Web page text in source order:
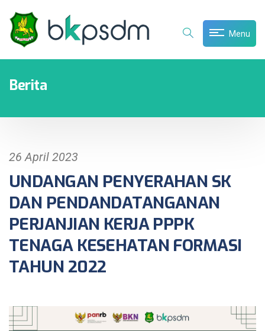
Menu
Berita
26 April 2023
UNDANGAN PENYERAHAN SK
DAN PENDANDATANGANAN
PERJANJIAN KERJA PPPK
TENAGA KESEHATAN FORMASI
TAHUN 2022